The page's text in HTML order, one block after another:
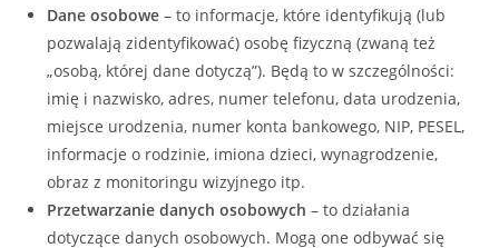
Dane osobowe – to informacje, które identyfikują (lub
pozwalają zidentyfikować) osobę fizyczną (zwaną też
„osobą, której dane dotyczą”). Będą to w szczególności:
imię i nazwisko, adres, numer telefonu, data urodzenia,
miejsce urodzenia, numer konta bankowego, NIP, PESEL,
informacje o rodzinie, imiona dzieci, wynagrodzenie,
obraz z monitoringu wizyjnego itp.
Przetwarzanie danych osobowych – to działania
dotyczące danych osobowych. Mogą one odbywać się